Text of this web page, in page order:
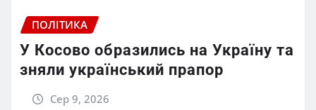
ПОЛІТИКА
У Косово образились на Україну та
зняли український прапор
Сер 9, 2026